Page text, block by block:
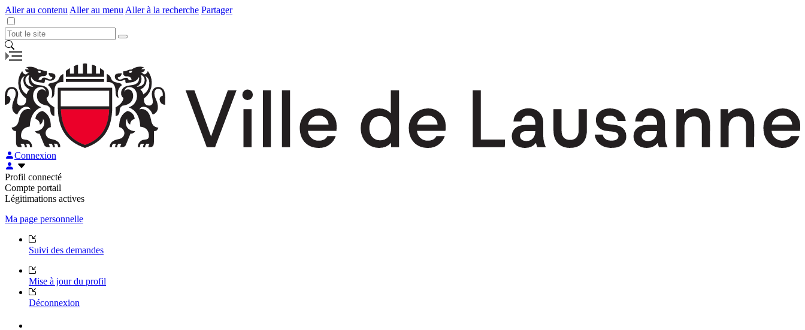
Aller au contenu Aller au menu Aller à la recherche Partager
Connexion
Profil connecté
Compte portail
Légitimations actives
Ma page personnelle
Suivi des demandes
Mise à jour du profil
Déconnexion